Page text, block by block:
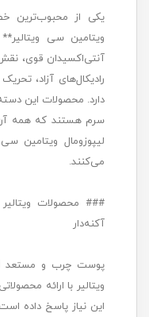
یکی از محبوب‌ترین
ویتامین سی
آنتی‌اکسیدان قوی،
رادیکال‌های آزاد،
دارد. محصولات این
سرم هستند که همه
لیپوزومال ویتامین
می‌کنند.
### محصولات
آکنه‌دار
پوست چرب و مستعد
ویتالیر با ارائه
این نیاز پاسخ داده